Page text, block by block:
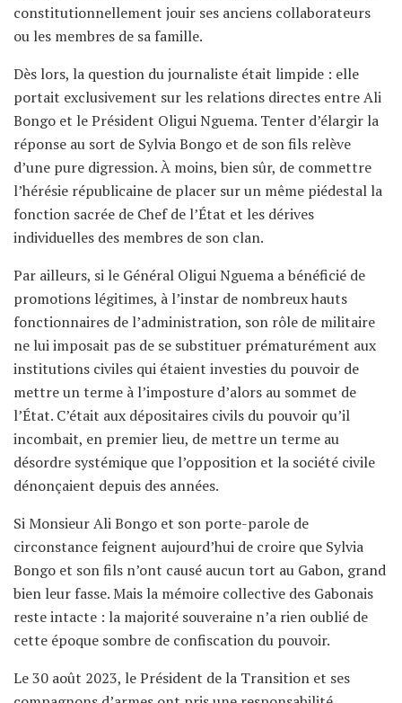
constitutionnellement jouir ses anciens collaborateurs
ou les membres de sa famille.
Dès lors, la question du journaliste était limpide : elle
portait exclusivement sur les relations directes entre Ali
Bongo et le Président Oligui Nguema. Tenter d’élargir la
réponse au sort de Sylvia Bongo et de son fils relève
d’une pure digression. À moins, bien sûr, de commettre
l’hérésie républicaine de placer sur un même piédestal la
fonction sacrée de Chef de l’État et les dérives
individuelles des membres de son clan.
Par ailleurs, si le Général Oligui Nguema a bénéficié de
promotions légitimes, à l’instar de nombreux hauts
fonctionnaires de l’administration, son rôle de militaire
ne lui imposait pas de se substituer prématurément aux
institutions civiles qui étaient investies du pouvoir de
mettre un terme à l’imposture d’alors au sommet de
l’État. C’était aux dépositaires civils du pouvoir qu’il
incombait, en premier lieu, de mettre un terme au
désordre systémique que l’opposition et la société civile
dénonçaient depuis des années.
Si Monsieur Ali Bongo et son porte-parole de
circonstance feignent aujourd’hui de croire que Sylvia
Bongo et son fils n’ont causé aucun tort au Gabon, grand
bien leur fasse. Mais la mémoire collective des Gabonais
reste intacte : la majorité souveraine n’a rien oublié de
cette époque sombre de confiscation du pouvoir.
Le 30 août 2023, le Président de la Transition et ses